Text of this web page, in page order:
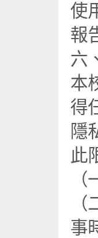
使
報
六
本
得
隱
此
事